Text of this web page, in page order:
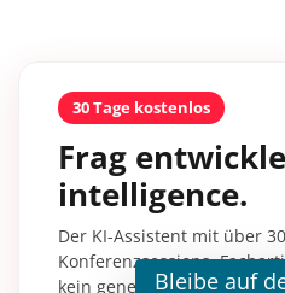
30 Tage kostenlos
Frag
intelligence.
Der KI-Assistent mit über
Konferenzsessions,
kein generisches KI-Wissen.
Bleibe auf